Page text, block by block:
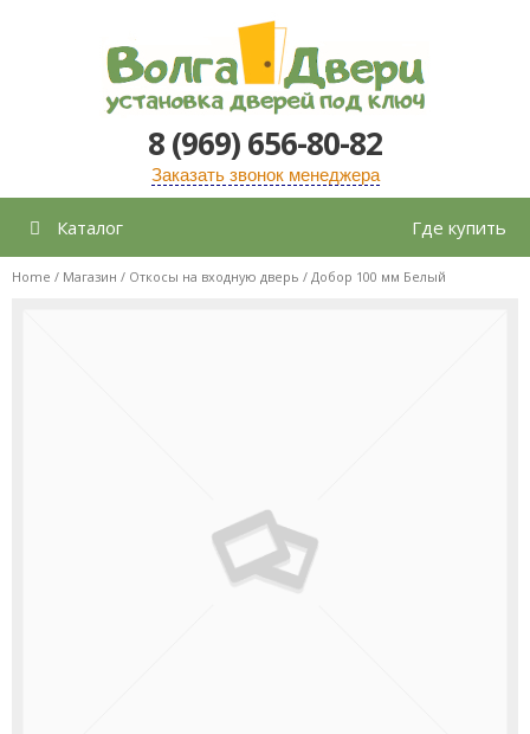
содержимому
8 (969) 656-80-82
Заказать звонок менеджера
Каталог Где купить
Home / Магазин / Откосы на входную дверь / Добор 100 мм Белый